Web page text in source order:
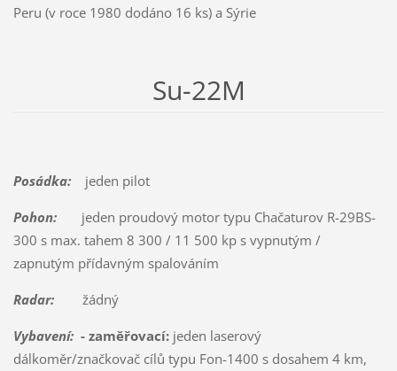
Peru (v roce 1980 dodáno 16 ks) a Sýrie
Su-22M
Posádka:jeden pilot
Pohon:jeden proudový motor typu Chačaturov R-29BS-
300 s max. tahem 8 300 / 11 500 kp s vypnutým /
zapnutým přídavným spalováním
Radar:žádný
Vybavení: - zaměřovací:jeden laserový
dálkoměr/značkovač cílů typu Fon-1400 s dosahem 4 km,